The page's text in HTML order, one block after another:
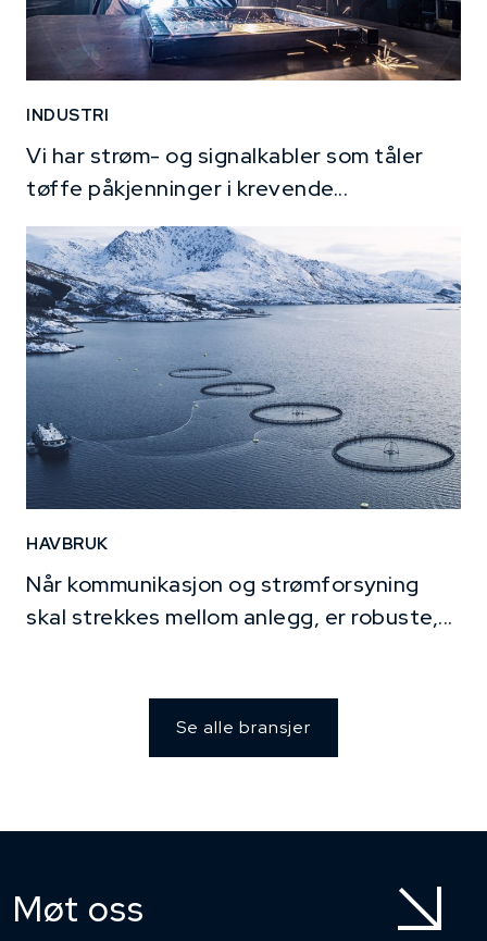
INDUSTRI
Vi har strøm- og signalkabler som tåler
tøffe påkjenninger i krevende...
HAVBRUK
Når kommunikasjon og strømforsyning
skal strekkes mellom anlegg, er robuste,...
Se alle bransjer
Møt oss